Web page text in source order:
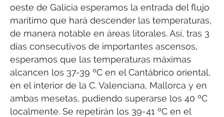
oeste de Galicia esperamos la entrada del flujo
marítimo que hará descender las temperaturas,
de manera notable en áreas litorales. Así, tras 3
días consecutivos de importantes ascensos,
esperamos que las temperaturas máximas
alcancen los 37-39 ºC en el Cantábrico oriental,
en el interior de la C. Valenciana, Mallorca y en
ambas mesetas, pudiendo superarse los 40 ºC
localmente. Se repetirán los 39-41 ºC en el